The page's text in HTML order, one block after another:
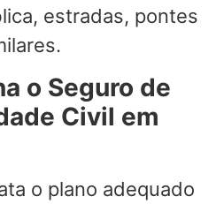
estradas, pontes
o Seguro de
Civil em
o plano adequado